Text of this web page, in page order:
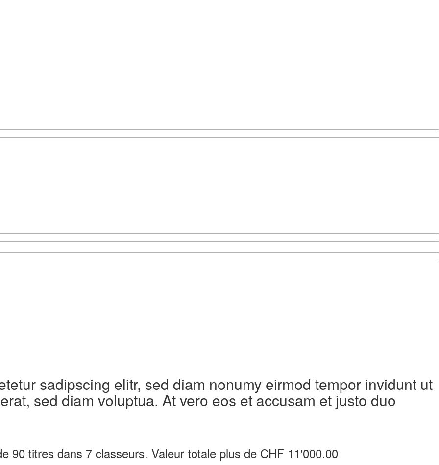
sadipscing elitr, sed diam nonumy eirmod tempor invidunt ut
sed diam voluptua. At vero eos et accusam et justo duo
90 titres dans 7 classeurs. Valeur totale plus de CHF 11'000.00